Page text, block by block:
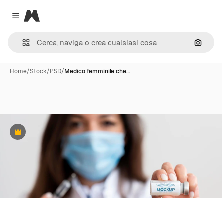
Close menu
Magnific
Cerca
Home/Stock/PSD/Medico femminile che…
Premium